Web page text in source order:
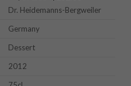
price
was:
is:
Dr. Heidemanns-Bergweiler
Germany
Dessert
2012